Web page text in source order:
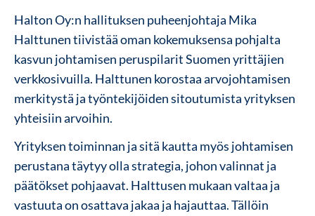
Halton Oy:n hallituksen puheenjohtaja Mika
Halttunen tiivistää oman kokemuksensa pohjalta
kasvun johtamisen peruspilarit Suomen yrittäjien
verkkosivuilla. Halttunen korostaa arvojohtamisen
merkitystä ja työntekijöiden sitoutumista yrityksen
yhteisiin arvoihin.
Yrityksen toiminnan ja sitä kautta myös johtamisen
perustana täytyy olla strategia, johon valinnat ja
päätökset pohjaavat. Halttusen mukaan valtaa ja
vastuuta on osattava jakaa ja hajauttaa. Tällöin